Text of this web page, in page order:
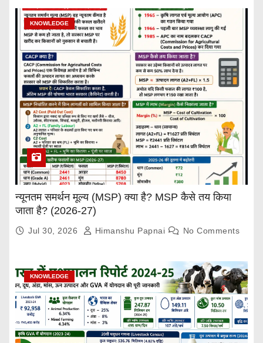
KNOWLEDGE
न्यूनतम समर्थन मूल्य (MSP) क्या है? MSP कैसे तय किया
जाता है? (2026-27)
Jul 30, 2026 Himanshu Papnai No Comments
KNOWLEDGE